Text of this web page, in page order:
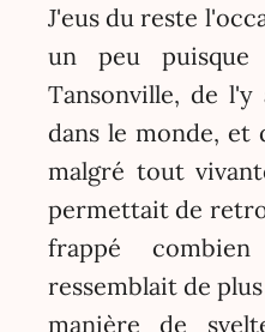
J'eus du reste
un peu
Tansonville, de
dans le monde, et
malgré tout
permettait de
frappé
ressemblait de
manière de